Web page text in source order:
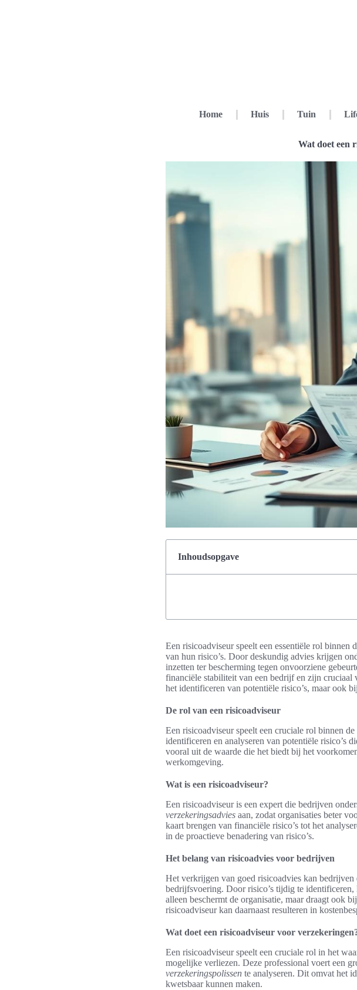
Home Huis Tuin
Wat doet een
Inhoudsopgave
Een risicoadviseur speelt een essentiële rol
van hun risico’s. Door deskundig advies krijgen
inzetten ter bescherming tegen onvoorziene
financiële stabiliteit van een bedrijf en zijn cruciaal
het identificeren van potentiële risico’s, maar ook
De rol van een risicoadviseur
Een risicoadviseur speelt een cruciale rol binnen
identificeren en analyseren van potentiële risico’s
vooral uit de waarde die het biedt bij het
werkomgeving.
Wat is een risicoadviseur?
Een risicoadviseur is een expert die bedrijven
verzekeringsadvies aan, zodat organisaties beter
kaart brengen van financiële risico’s tot het
in de proactieve benadering van risico’s.
Het belang van risicoadvies voor bedrijven
Het verkrijgen van goed risicoadvies kan
bedrijfsvoering. Door risico’s tijdig te
alleen beschermt de organisatie, maar draagt ook
risicoadviseur kan daarnaast resulteren in
Wat doet een risicoadviseur voor
Een risicoadviseur speelt een cruciale rol in het
mogelijke verliezen. Deze professional voert een
verzekeringspolissen te analyseren. Dit omvat het
kwetsbaar kunnen maken.